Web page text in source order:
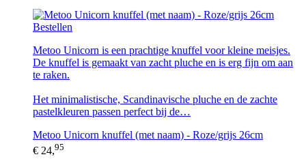
Bestellen
Metoo Unicorn is een prachtige knuffel voor kleine meisjes.
De knuffel is gemaakt van zacht pluche en is erg fijn om aan
te raken.
Het minimalistische, Scandinavische pluche en de zachte
pastelkleuren passen perfect bij de…
Metoo Unicorn knuffel (met naam) - Roze/grijs 26cm
€ 24,95